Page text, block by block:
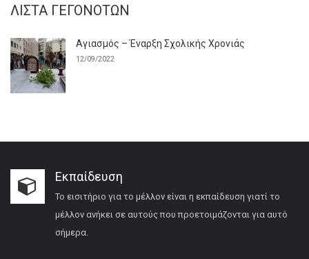
ΛΊΣΤΑ ΓΕΓΟΝΌΤΩΝ
Αγιασμός – Έναρξη Σχολικής Χρονιάς
12/09/2022
Εκπαίδευση
Το εισιτήριο για το μέλλον είναι η εκπαίδευση γιατί το
μέλλον ανήκει σε αυτούς που προετοιμάζονται για αυτό
σήμερα.